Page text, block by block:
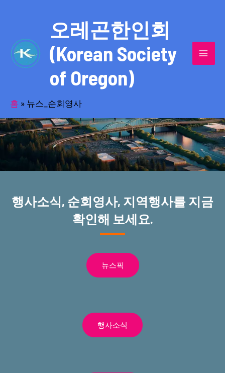
오레곤한인회
(Korean Society
of Oregon)
홈 » 뉴스_순회영사
반세기의 세월을 품고 동포사회를 섬겨온
오레곤한인회!
행사소식, 순회영사, 지역행사를 지금
확인해 보세요.
뉴스픽
행사소식